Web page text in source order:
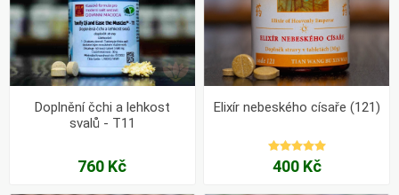
Doplnění čchi a lehkost
svalů - T11
760 Kč
Elixír nebeského císaře (121)
400 Kč